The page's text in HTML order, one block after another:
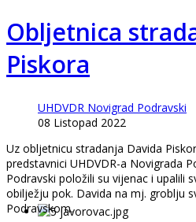
Obljetnica
Piskora
UHDVDR Novigrad Podravski
08 Listopad 2022
Uz obljetnicu stradanja Davida
predstavnici UHDVDR-a Novigrada
Podravski položili su vijenac i upalili
obilježju pok. Davida na mj. groblju
Podravskom.